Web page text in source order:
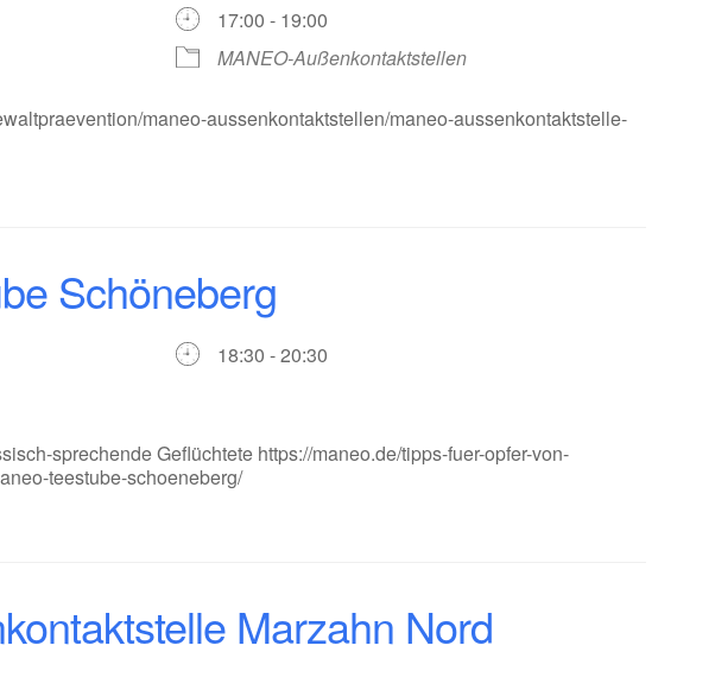
17:00 - 19:00
MANEO-Außenkontaktstellen
maneo-aussenkontaktstellen/maneo-aussenkontaktstelle-
Schöneberg
18:30 - 20:30
sprechende Geflüchtete https://maneo.de/tipps-fuer-opfer-von-
teestube-schoeneberg/
Marzahn Nord